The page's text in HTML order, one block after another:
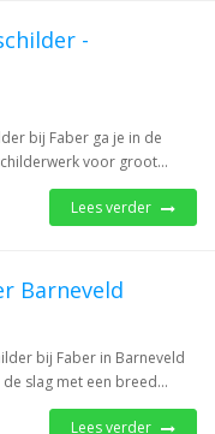
-
bij Faber ga je in de
voor groot...
Lees verder
Barneveld
bij Faber in Barneveld
slag met een breed...
Lees verder